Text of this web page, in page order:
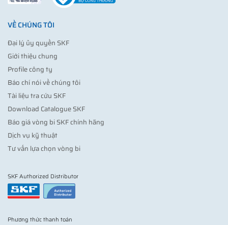
VỀ CHÚNG TÔI
Đại lý ủy quyền SKF
Giới thiệu chung
Profile công ty
Báo chí nói về chúng tôi
Tài liệu tra cứu SKF
Download Catalogue SKF
Báo giá vòng bi SKF chính hãng
Dịch vụ kỹ thuật
Tư vấn lựa chọn vòng bi
SKF Authorized Distributor
Phương thức thanh toán